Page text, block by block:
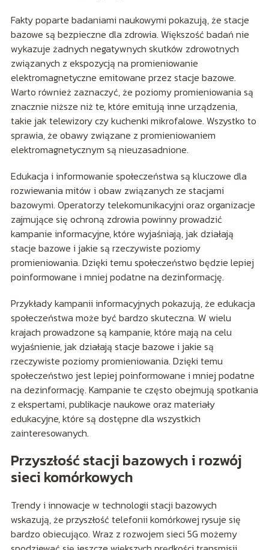
Fakty poparte badaniami naukowymi pokazują, że stacje
bazowe są bezpieczne dla zdrowia. Większość badań nie
wykazuje żadnych negatywnych skutków zdrowotnych
związanych z ekspozycją na promieniowanie
elektromagnetyczne emitowane przez stacje bazowe.
Warto również zaznaczyć, że poziomy promieniowania są
znacznie niższe niż te, które emitują inne urządzenia,
takie jak telewizory czy kuchenki mikrofalowe. Wszystko to
sprawia, że obawy związane z promieniowaniem
elektromagnetycznym są nieuzasadnione.
Edukacja i informowanie społeczeństwa są kluczowe dla
rozwiewania mitów i obaw związanych ze stacjami
bazowymi. Operatorzy telekomunikacyjni oraz organizacje
zajmujące się ochroną zdrowia powinny prowadzić
kampanie informacyjne, które wyjaśniają, jak działają
stacje bazowe i jakie są rzeczywiste poziomy
promieniowania. Dzięki temu społeczeństwo będzie lepiej
poinformowane i mniej podatne na dezinformację.
Przykłady kampanii informacyjnych pokazują, że edukacja
społeczeństwa może być bardzo skuteczna. W wielu
krajach prowadzone są kampanie, które mają na celu
wyjaśnienie, jak działają stacje bazowe i jakie są
rzeczywiste poziomy promieniowania. Dzięki temu
społeczeństwo jest lepiej poinformowane i mniej podatne
na dezinformację. Kampanie te często obejmują spotkania
z ekspertami, publikacje naukowe oraz materiały
edukacyjne, które są dostępne dla wszystkich
zainteresowanych.
Przyszłość stacji bazowych i rozwój
sieci komórkowych
Trendy i innowacje w technologii stacji bazowych
wskazują, że przyszłość telefonii komórkowej rysuje się
bardzo obiecująco. Wraz z rozwojem sieci 5G możemy